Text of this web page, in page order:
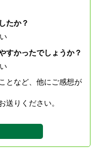
たか？
すかったでしょうか？
となど、他にご感想が
送りください。